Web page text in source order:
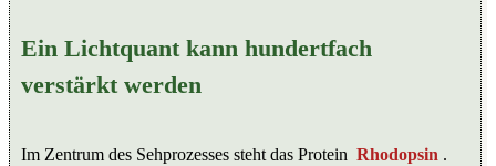
Ein Lichtquant kann hundertfach
verstärkt werden
Im Zentrum des Sehprozesses steht das Protein Rhodopsin .